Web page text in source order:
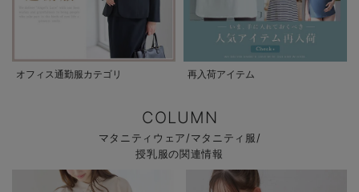
オフィス通勤服カテゴリ 再入荷アイテム
COLUMN
マタニティウェア/マタニティ服/
授乳服の関連情報